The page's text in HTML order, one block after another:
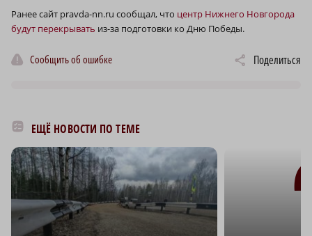
Ранее сайт pravda-nn.ru сообщал, что центр Нижнего Новгорода
будут перекрывать из-за подготовки ко Дню Победы.
Сообщить об ошибке Поделиться
ЕЩЁ НОВОСТИ ПО ТЕМЕ